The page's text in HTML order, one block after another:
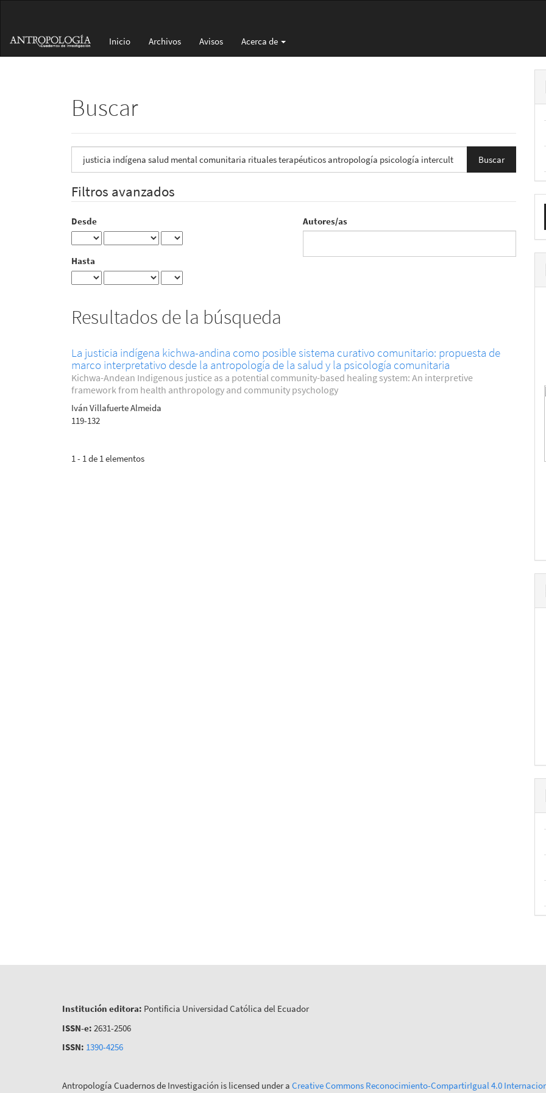
principal
Barra
Inicio Archivos Avisos Acerca de
Buscar
artículos
Filtros avanzados
Desde
Hasta
Autores/as
Resultados de la búsqueda
La justicia indígena kichwa-andina como posible sistema curativo comunitario: propuesta de
marco interpretativo desde la antropología de la salud y la psicología comunitaria
Kichwa-Andean Indigenous justice as a potential community-based healing system: An interpretive
framework from health anthropology and community psychology
Iván Villafuerte Almeida
119-132
1 - 1 de 1 elementos
Institución editora: Pontificia Universidad Católica del Ecuador
ISSN-e: 2631-2506
ISSN: 1390-4256
Antropología Cuadernos de Investigación is licensed under a Creative Commons Reconocimiento-CompartirIgual 4.0